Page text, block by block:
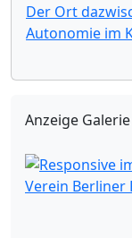
Der Ort
Autonomie im
Anzeige
Verein Berliner